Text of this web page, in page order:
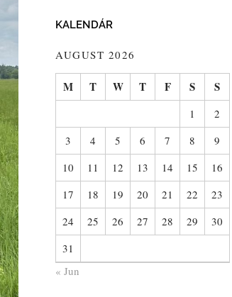
KALENDÁR
AUGUST 2026
M T W T F S S
1
2
3
4 5 6 7 8
9
10
11 12 13 14 15
16
17
18 19 20 21 22
23
24
25 26 27 28 29
30
31
« Jun